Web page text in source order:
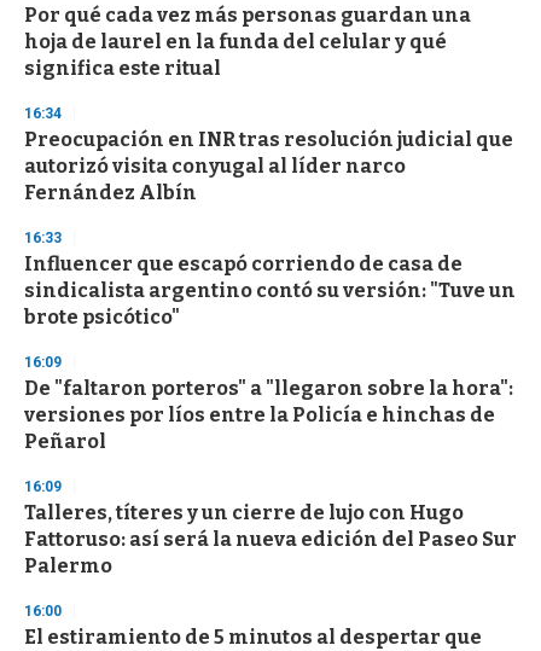
Por qué cada vez más personas guardan una
hoja de laurel en la funda del celular y qué
significa este ritual
16:34
Preocupación en INR tras resolución judicial que
autorizó visita conyugal al líder narco
Fernández Albín
16:33
Influencer que escapó corriendo de casa de
sindicalista argentino contó su versión: "Tuve un
brote psicótico"
16:09
De "faltaron porteros" a "llegaron sobre la hora":
versiones por líos entre la Policía e hinchas de
Peñarol
16:09
Talleres, títeres y un cierre de lujo con Hugo
Fattoruso: así será la nueva edición del Paseo Sur
Palermo
16:00
El estiramiento de 5 minutos al despertar que